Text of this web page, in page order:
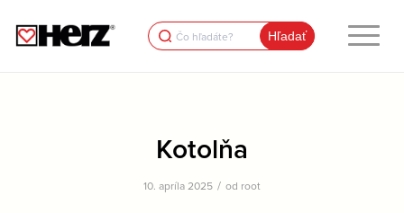
Search
for:
Kotolňa
10. apríla 2025 / od root